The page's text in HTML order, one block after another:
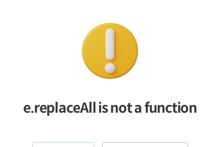
e.replaceAll is not a function